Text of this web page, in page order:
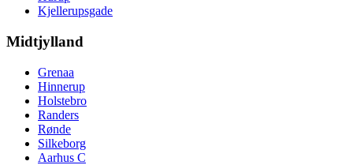
Kjellerupsgade
Midtjylland
Grenaa
Hinnerup
Holstebro
Randers
Rønde
Silkeborg
Aarhus C